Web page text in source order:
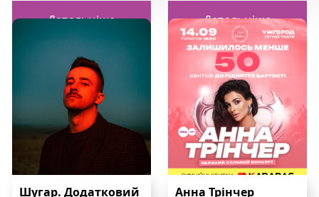
Детальніше Детальніше
Шугар. Додатковий Анна Трінчер